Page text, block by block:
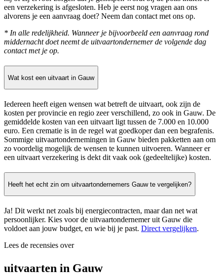
een verzekering is afgesloten. Heb je eerst nog vragen aan ons
alvorens je een aanvraag doet? Neem dan contact met ons op.
* In alle redelijkheid. Wanneer je bijvoorbeeld een aanvraag rond
middernacht doet neemt de uitvaartondernemer de volgende dag
contact met je op.
Wat kost een uitvaart in Gauw
Iedereen heeft eigen wensen wat betreft de uitvaart, ook zijn de
kosten per provincie en regio zeer verschillend, zo ook in Gauw. De
gemiddelde kosten van een uitvaart ligt tussen de 7.000 en 10.000
euro. Een crematie is in de regel wat goedkoper dan een begrafenis.
Sommige uitvaartondernemingen in Gauw bieden pakketten aan om
zo voordelig mogelijk de wensen te kunnen uitvoeren. Wanneer er
een uitvaart verzekering is dekt dit vaak ook (gedeeltelijke) kosten.
Heeft het echt zin om uitvaartondernemers Gauw te vergelijken?
Ja! Dit werkt net zoals bij energiecontracten, maar dan net wat
persoonlijker. Kies voor de uitvaartondernemer uit Gauw die
voldoet aan jouw budget, en wie bij je past. Direct vergelijken.
Lees de recensies over
uitvaarten in Gauw